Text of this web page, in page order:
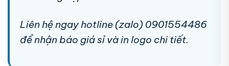
Liên hệ ngay hotline (zalo) 0901554486
để nhận báo giá sỉ và in logo chi tiết.